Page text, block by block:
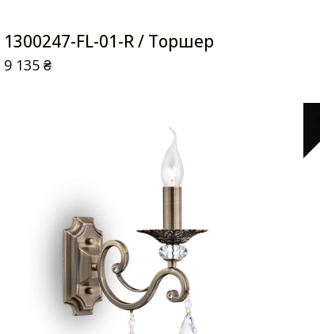
1300247-FL-01-R / Торшер
9 135₴